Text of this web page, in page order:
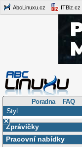
AbcLinuxu.cz ITBiz.cz
Poradna FAQ
Styl
×
Zprávičky
Pracovní nabídky